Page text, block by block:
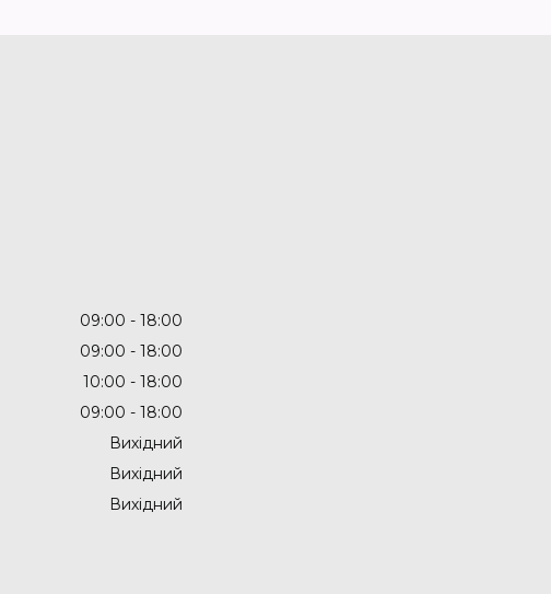
09:00
18:00
09:00
18:00
10:00
18:00
09:00
18:00
Вихідний
Вихідний
Вихідний